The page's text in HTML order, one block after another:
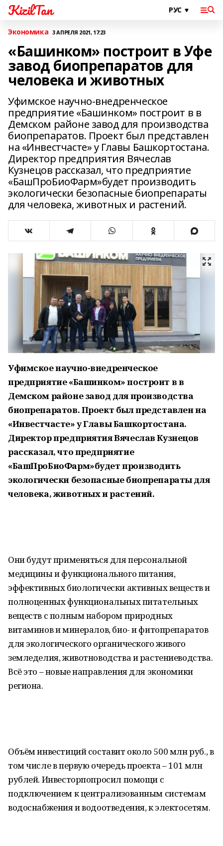
KizilTan
Экономика 3 АПРЕЛЯ 2021, 17:23
«Башинком» построит в Уфе
завод биопрепаратов для
человека и животных
Уфимское научно-внедренческое
предприятие «Башинком» построит в в
Демском районе завод для производства
биопрепаратов. Проект был представлен
на «Инвестчасте» у Главы Башкортостана.
Директор предприятия Вячеслав
Кузнецов рассказал, что предприятие
«БашПроБиоФарм»будет производить
экологически безопасные биопрепараты
для человека, животных и растений.
Уфимское научно-внедренческое
предприятие «Башинком» построит в в
Демском районе завод для производства
биопрепаратов. Проект был представлен на
«Инвестчасте» у Главы Башкортостана.
Директор предприятия Вячеслав Кузнецов
рассказал, что предприятие
«БашПроБиоФарм»будет производить
экологически безопасные биопрепараты для
человека, животных и растений.
Они будут применяться для персональной
медицины и функционального питания,
эффективных биологически активных веществ и
полноценных функциональных питательных
веществ с полным набором природных
витаминов и минералов, био- и фитопрепаратов
для экологического органического живого
земледелия, животноводства и растениеводства.
Всё это – новые направления для экономики
региона.
Объём инвестиций составит около 500 млн руб., в
том числе в первую очередь проекта – 101 млн
рублей. Инвесторпопросил помощи с
подключением к централизованным системам
водоснабжения и водоотведения, к электосетям.